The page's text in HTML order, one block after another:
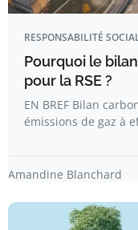
RESPONSABILITÉ
Pourquoi le
pour la RSE ?
EN BREF Bilan
émissions de gaz à
Amandine Blanchard